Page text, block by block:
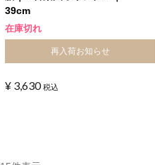
39cm
在庫切れ
再入荷お知らせ
¥ 3,630 税込